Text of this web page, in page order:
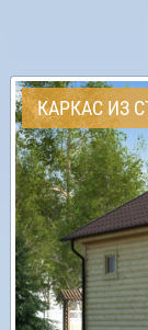
КАРКАС ИЗ